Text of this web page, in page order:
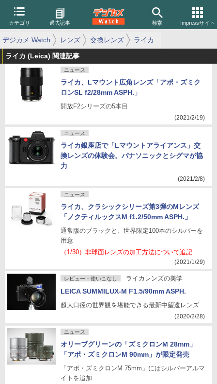
カテゴリ 過去記事 検索 Impressサイト
デジカメ Watch レンズ 交換レンズ ライカ
ライカ (Leica) 関連記事
ニュース
ライカ、Lマウント広角レンズ「アポ・ズミク
ロンSL f2/28mm ASPH.」
開放F2シリーズの5本目
(2021/2/19)
ニュース
ライカ銀座店で「Lマウントアライアンス」交
換レンズの体験会。パナソニックとシグマが協
力
(2021/2/8)
ニュース
ライカ、クラシックシリーズ第3弾のMレンズ
「ノクティルックスM f1.2/50mm ASPH.」
通常版のブラックと、世界限定100本のシルバーを
用意
（1/30）非球面レンズの加工方法について追記
(2021/1/29)
レビュー・使いこなし ライカレンズの美学
LEICA SUMMILUX-M F1.5/90mm ASPH.
超大口径の世界観を堪能できる最新中望遠レンズ
(2020/2/28)
ニュース
オリーブグリーンの「ズミクロンM 28mm」
「アポ・ズミクロンM 90mm」が限定発売
「アポ・ズミクロンM 75mm」にはシルバーアルマ
イトを追加